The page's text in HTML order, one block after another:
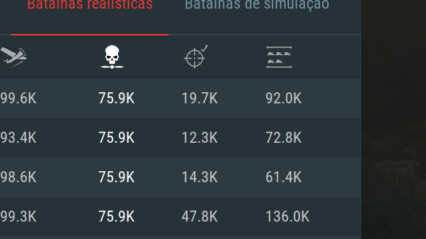
99.6K 75.9K 19.7K 92.0K
93.4K 75.9K 12.3K 72.8K
98.6K 75.9K 14.3K 61.4K
99.3K 75.9K 47.8K 136.0K